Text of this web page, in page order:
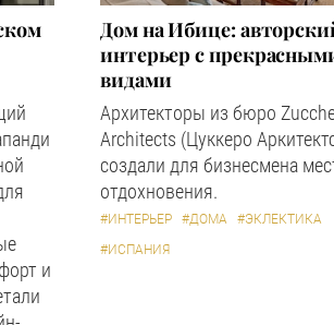
и
Дом на Ибице:
интерьер с
видами
Архитекторы из бюро
Architects (Цуккеро
создали для бизнесмена
отдохновения.
#ИНТЕРЬЕР #ДОМА
#ЭКЛЕКТИКА
#ИСПАНИЯ